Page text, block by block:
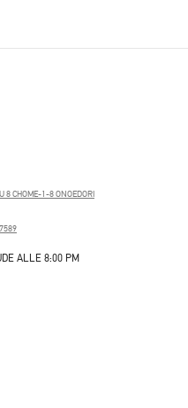
8 CHOME-1-8 ONOEDORI
ALLE 8:00 PM